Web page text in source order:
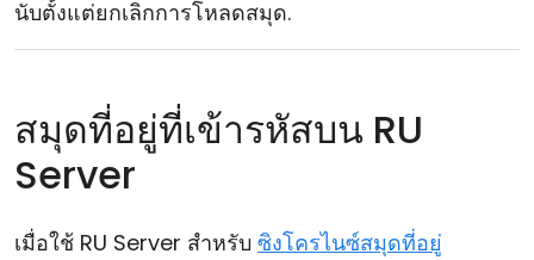
นับตั้งแต่ยกเลิกการโหลดสมุด.
สมุดที่อยู่ที่เข้ารหัสบน RU
Server
เมื่อใช้ RU Server สำหรับ ซิงโครไนซ์สมุดที่อยู่